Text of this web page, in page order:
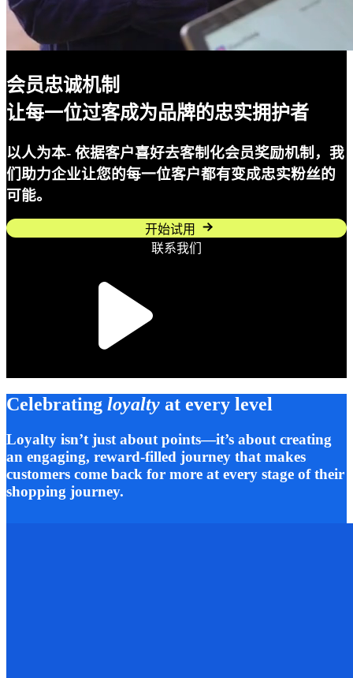
会员忠诚机制
让每一位过客成为品牌的忠实拥护者
以人为本- 依据客户喜好去客制化会员奖励机制，我
们助力企业让您的每一位客户都有变成忠实粉丝的
可能。
开始试用
联系我们
Celebrating loyalty at every level
Loyalty isn’t just about points—it’s about creating
an engaging, reward-filled journey that makes
customers come back for more at every stage of their
shopping journey.